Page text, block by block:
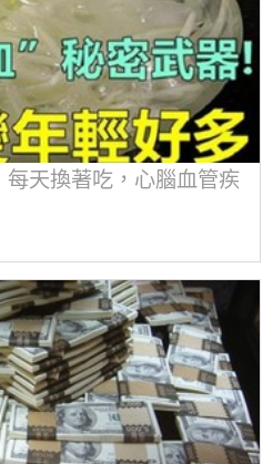
每天換著吃，心腦血管疾